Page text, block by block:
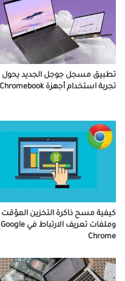
تطبيق مسجل جوجل الجديد يحول
تجربة استخدام أجهزة Chromebook
كيفية مسح ذاكرة التخزين المؤقت
وملفات تعريف الارتباط في Google
Chrome